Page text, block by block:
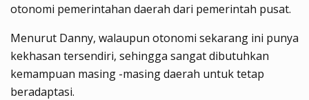
otonomi pemerintahan daerah dari pemerintah pusat.
Menurut Danny, walaupun otonomi sekarang ini punya
kekhasan tersendiri, sehingga sangat dibutuhkan
kemampuan masing -masing daerah untuk tetap
beradaptasi.